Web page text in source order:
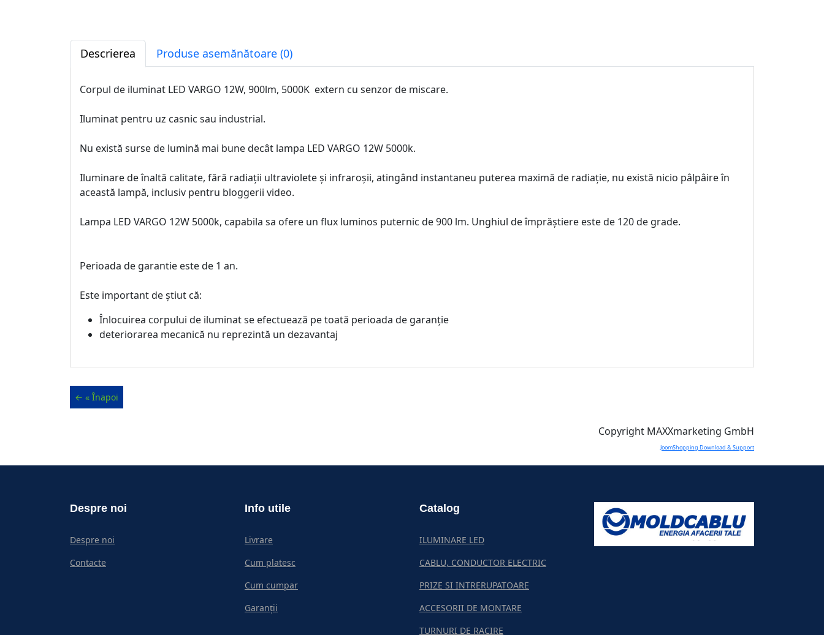
Descrierea Produse asemănătoare (0)
Corpul de iluminat LED VARGO 12W, 900lm, 5000K extern cu senzor de miscare.
Iluminat pentru uz casnic sau industrial.
Nu există surse de lumină mai bune decât lampa LED VARGO 12W 5000k.
Iluminare de înaltă calitate, fără radiații ultraviolete și infraroșii, atingând instantaneu puterea maximă de radiație, nu există nicio pâlpâire în
această lampă, inclusiv pentru bloggerii video.
Lampa LED VARGO 12W 5000k, capabila sa ofere un flux luminos puternic de 900 lm. Unghiul de împrăștiere este de 120 de grade.
Perioada de garantie este de 1 an.
Este important de știut că:
Înlocuirea corpului de iluminat se efectuează pe toată perioada de garanție
deteriorarea mecanică nu reprezintă un dezavantaj
Copyright MAXXmarketing GmbH
JoomShopping Download & Support
Despre noi
Despre noi
Contacte
Info utile
Livrare
Cum platesc
Cum cumpar
Garanții
Catalog
ILUMINARE LED
CABLU, CONDUCTOR ELECTRIC
PRIZE SI INTRERUPATOARE
ACCESORII DE MONTARE
TURNURI DE RACIRE